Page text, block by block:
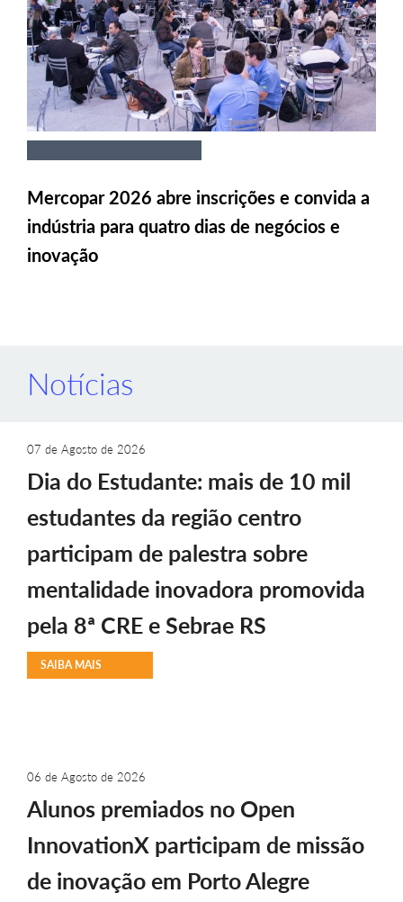
Mercopar 2026 abre inscrições e convida a
indústria para quatro dias de negócios e
inovação
Notícias
07 de Agosto de 2026
Dia do Estudante: mais de 10 mil
estudantes da região centro
participam de palestra sobre
mentalidade inovadora promovida
pela 8ª CRE e Sebrae RS
SAIBA MAIS
06 de Agosto de 2026
Alunos premiados no Open
InnovationX participam de missão
de inovação em Porto Alegre